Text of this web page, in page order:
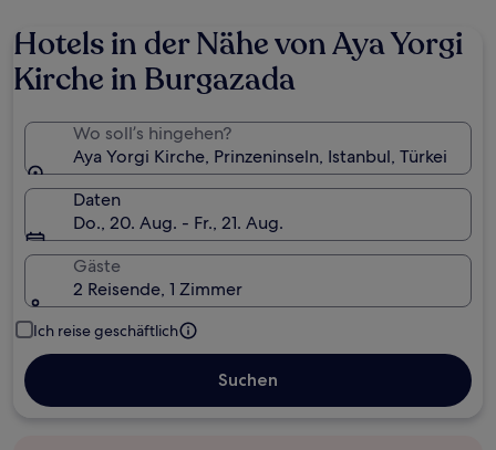
Hotels in der Nähe von Aya Yorgi
Kirche in Burgazada
Wo soll’s hingehen?
Aya Yorgi Kirche, Prinzeninseln, Istanbul, Türkei
Daten
Do., 20. Aug. - Fr., 21. Aug.
Gäste
2 Reisende, 1 Zimmer
Ich reise geschäftlich
Suchen